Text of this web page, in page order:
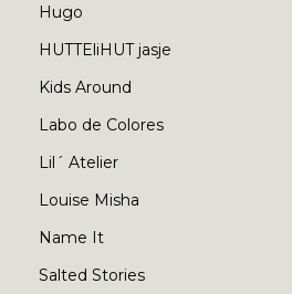
Hugo
HUTTEliHUT jasje
Kids Around
Labo de Colores
Lil´ Atelier
Louise Misha
Name It
Salted Stories